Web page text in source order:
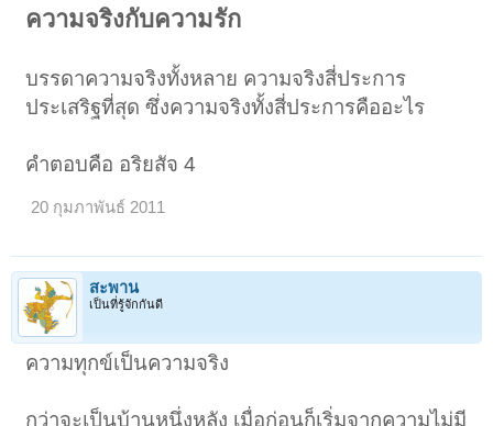
ความจริงกับความรัก
บรรดาความจริงทั้งหลาย ความจริงสี่ประการ
ประเสริฐที่สุด ซึ่งความจริงทั้งสี่ประการคืออะไร
คำตอบคือ อริยสัจ 4
20 กุมภาพันธ์ 2011
สะพาน
เป็นที่รู้จักกันดี
ความทุกข์เป็นความจริง
กว่าจะเป็นบ้านหนึ่งหลัง เมื่อก่อนก็เริ่มจากความไม่มี